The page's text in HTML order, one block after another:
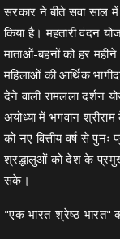
सरकार ने बीते सवा साल
किया है। महतारी वंदन
माताओं-बहनों को हर
महिलाओं की आर्थिक
देने वाली रामलला दर्शन
अयोध्या में भगवान
को नए वित्तीय वर्ष से पुनः
श्रद्धालुओं को देश के
सके।
"एक भारत-श्रेष्ठ भारत"